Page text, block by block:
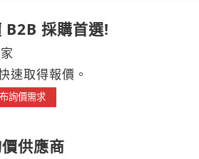
B2B 採購首選!
速取得報價。
詢價需求
供應商